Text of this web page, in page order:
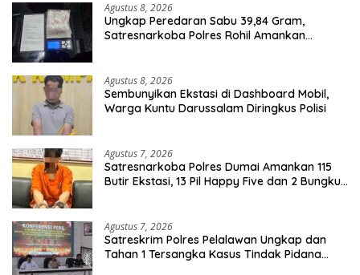
Agustus 8, 2026
Ungkap Peredaran Sabu 39,84 Gram,
Satresnarkoba Polres Rohil Amankan
Agustus 8, 2026
Sembunyikan Ekstasi di Dashboard Mobil,
Warga Kuntu Darussalam Diringkus Polisi
Agustus 7, 2026
Satresnarkoba Polres Dumai Amankan 115
Butir Ekstasi, 13 Pil Happy Five dan 2 Bungkus
Agustus 7, 2026
Satreskrim Polres Pelalawan Ungkap dan
Tahan 1 Tersangka Kasus Tindak Pidana